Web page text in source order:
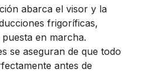
abarca el visor y la
frigoríficas,
en marcha.
se aseguran de que todo
antes de